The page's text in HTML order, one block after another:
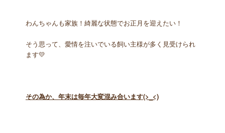
わんちゃんも家族！綺麗な状態でお正月を迎えたい！
そう思って、愛情を注いでいる飼い主様が多く見受けられ
ます💛
その為か、年末は毎年大変混み合います(>_<)